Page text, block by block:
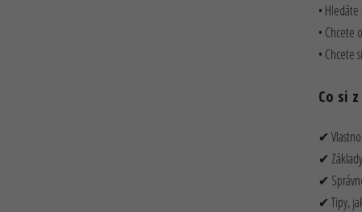
•
• Chcete
• Chcete
Co si
✔
✔
✔
✔ Tipy,